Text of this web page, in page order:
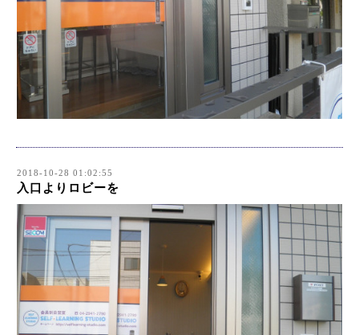
2018-10-28 01:02:55
入口よりロビーを